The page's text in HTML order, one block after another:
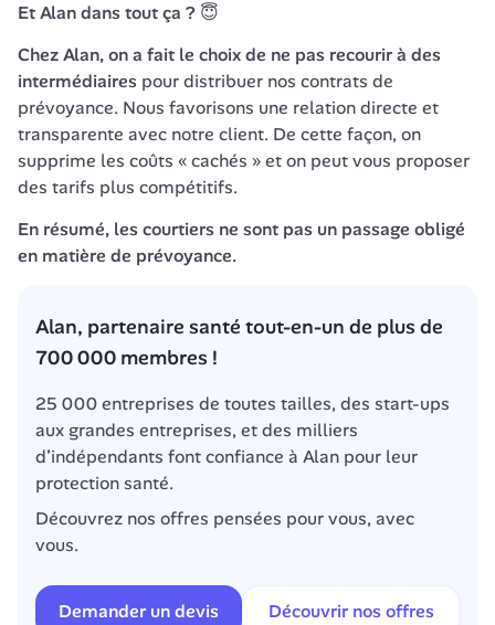
Et Alan dans tout ça ? 😇
Chez Alan, on a fait le choix de ne pas recourir à des
intermédiaires pour distribuer nos contrats de
prévoyance. Nous favorisons une relation directe et
transparente avec notre client. De cette façon, on
supprime les coûts « cachés » et on peut vous proposer
des tarifs plus compétitifs.
En résumé, les courtiers ne sont pas un passage obligé
en matière de prévoyance.
Alan, partenaire santé tout-en-un de plus de
700 000 membres !
25 000 entreprises de toutes tailles, des start-ups
aux grandes entreprises, et des milliers
d’indépendants font confiance à Alan pour leur
protection santé.
Découvrez nos offres pensées pour vous, avec
vous.
Demander un devis Découvrir nos offres